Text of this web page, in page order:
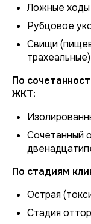
Ложные ходы
Рубцовое
Свищи
трахеальные)
По
ЖКТ:
Сочетанный
По стадиям
Острая
Стадия